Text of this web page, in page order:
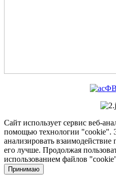
Сайт использует сервис веб-
помощью технологии "cookie".
анализировать взаимодействие
его лучше. Продолжая
использованием файлов
Принимаю